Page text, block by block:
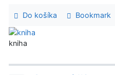
Do košíka Bookmark
kniha